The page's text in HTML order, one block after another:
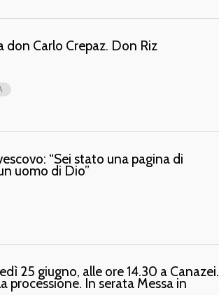
don Carlo Crepaz. Don Riz
“Sei stato una pagina di
uomo di Dio”
25 giugno, alle ore 14.30 a Canazei.
processione. In serata Messa in